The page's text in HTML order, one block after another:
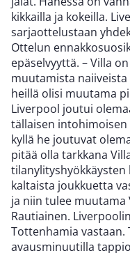
kikkailla ja kokeilla.
sarjaottelustaan
Ottelun
epäselvyyttä. – Villa
muutamista
heillä olisi muutama
Liverpool joutui
tällaisen intohimoisen
kyllä he joutuvat
pitää olla tarkkana
tilanylityshyökkäysten
kaltaista joukkuetta
ja niin tulee
Rautiainen.
Tottenhamia
avausminuutilla